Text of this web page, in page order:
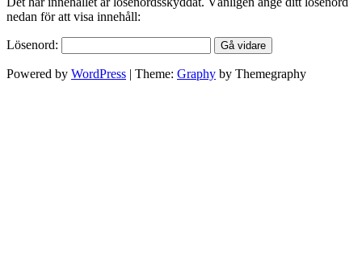
nedan för att visa innehåll:
Lösenord:
Powered by WordPress | Theme: Graphy by Themegraphy